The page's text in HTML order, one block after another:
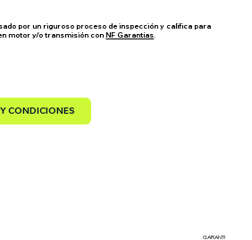
por un riguroso proceso de inspección y califica para
motor y/o transmisión conNF Garantías.
CONDICIONES
GARANTIZADO